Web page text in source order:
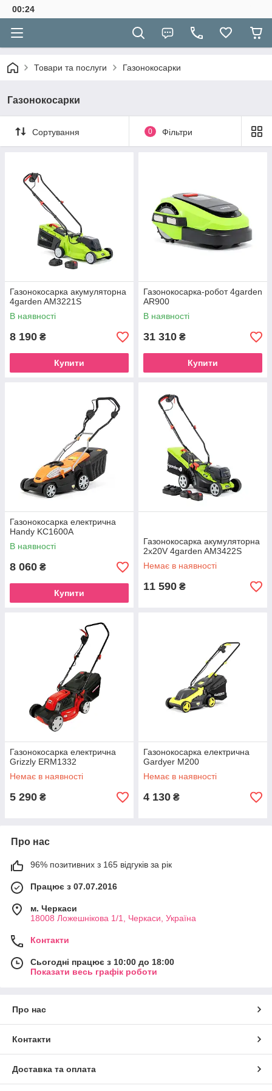
00:24
Товари та послуги Газонокосарки
Газонокосарки
Сортування 0 Фільтри
Газонокосарка акумуляторна
4garden AM3221S
В наявності
8 190 ₴
Купити
Газонокосарка-робот 4garden
AR900
В наявності
31 310 ₴
Купити
Газонокосарка електрична
Handy KC1600A
В наявності
8 060 ₴
Купити
Газонокосарка акумуляторна
2x20V 4garden AM3422S
Немає в наявності
11 590 ₴
Газонокосарка електрична
Grizzly ERM1332
Немає в наявності
5 290 ₴
Газонокосарка електрична
Gardyer M200
Немає в наявності
4 130 ₴
Про нас
96% позитивних з 165 відгуків за рік
Працює з 07.07.2016
м. Черкаси
18008 Ложешнікова 1/1, Черкаси, Україна
Контакти
Сьогодні працює з 10:00 до 18:00
Показати весь графік роботи
Про нас
Контакти
Доставка та оплата